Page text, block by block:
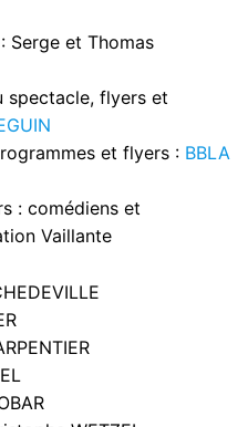
Serge et Thomas
spectacle, flyers et
et flyers : BBLA
: comédiens et
Vaillante